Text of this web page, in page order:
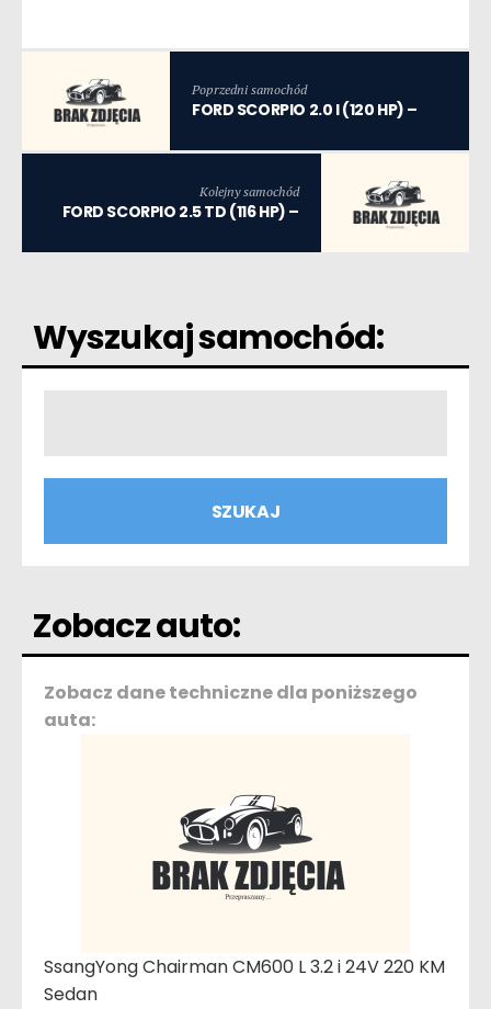
Poprzedni samochód
FORD SCORPIO 2.0 I (120 HP) –
Kolejny samochód
FORD SCORPIO 2.5 TD (116 HP) –
Wyszukaj samochód:
Zobacz auto:
Zobacz dane techniczne dla poniższego
auta:
SsangYong Chairman CM600 L 3.2 i 24V 220 KM
Sedan